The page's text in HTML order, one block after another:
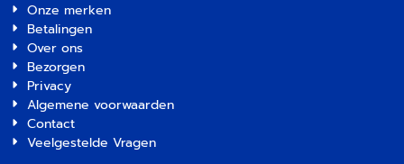
Onze merken
Betalingen
Over ons
Bezorgen
Privacy
Algemene voorwaarden
Contact
Veelgestelde Vragen